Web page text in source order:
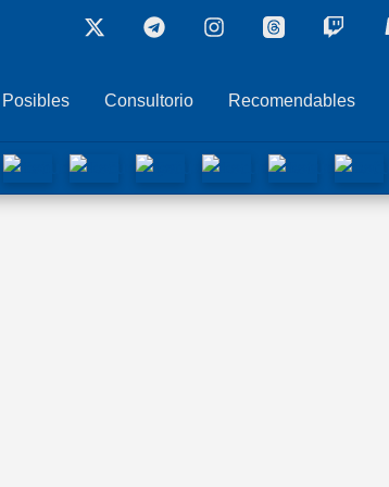
Consultorio Recomendables